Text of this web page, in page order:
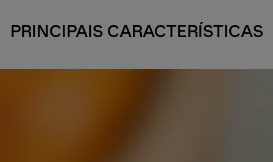
PRINCIPAIS CARACTERÍSTICAS